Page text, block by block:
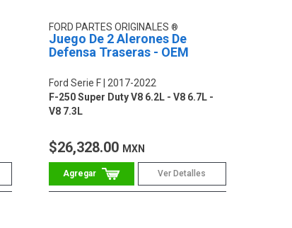
FORD PARTES ORIGINALES
Juego De 2 Alerones De
Defensa Traseras - OEM
Ford Serie F
2017-2022
F-250 Super Duty V8 6.2L - V8 6.7L -
V8 7.3L
$26,328.00 MXN
Ver Detalles